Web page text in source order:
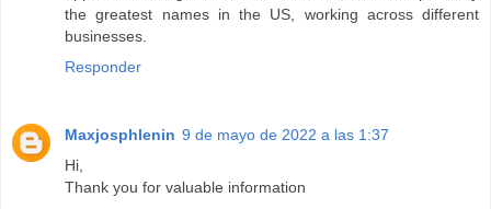
the greatest names in the US, working across different
businesses.
Responder
Maxjosphlenin 9 de mayo de 2022 a las 1:37
Hi,
Thank you for valuable information